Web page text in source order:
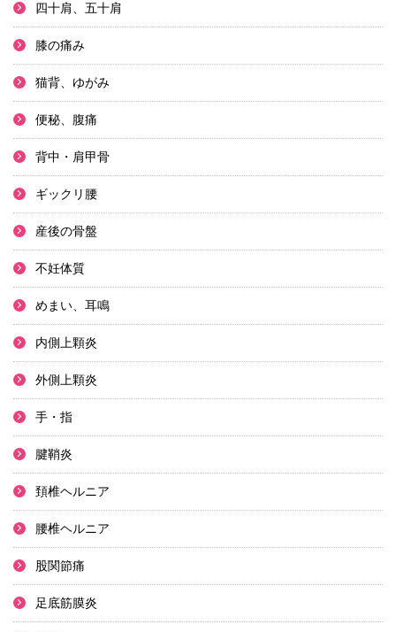
四十肩、五十肩
膝の痛み
猫背、ゆがみ
便秘、腹痛
背中・肩甲骨
ギックリ腰
産後の骨盤
不妊体質
めまい、耳鳴
内側上顆炎
外側上顆炎
手・指
腱鞘炎
頚椎ヘルニア
腰椎ヘルニア
股関節痛
足底筋膜炎